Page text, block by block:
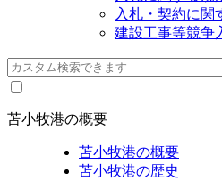
入札・契約に関
建設工事等競争
苫小牧港の概要
苫小牧港の概要
苫小牧港の歴史